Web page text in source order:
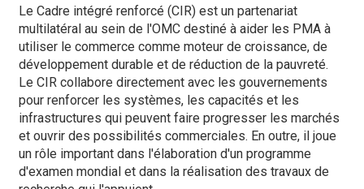
Le Cadre intégré renforcé (CIR) est un partenariat
multilatéral au sein de l'OMC destiné à aider les PMA à
utiliser le commerce comme moteur de croissance, de
développement durable et de réduction de la pauvreté.
Le CIR collabore directement avec les gouvernements
pour renforcer les systèmes, les capacités et les
infrastructures qui peuvent faire progresser les marchés
et ouvrir des possibilités commerciales. En outre, il joue
un rôle important dans l'élaboration d'un programme
d'examen mondial et dans la réalisation des travaux de